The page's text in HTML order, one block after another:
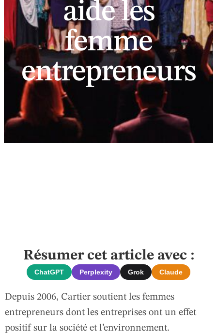
aide les
femme
entrepreneurs
Résumer cet article avec :
ChatGPT Perplexity Grok Claude
Depuis 2006, Cartier soutient les femmes
entrepreneurs dont les entreprises ont un effet
positif sur la société et l’environnement.